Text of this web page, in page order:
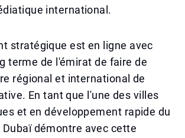
international.
stratégique est en ligne avec
terme de l'émirat de faire de
régional et international de
En tant que l'une des villes
et en développement rapide du
Dubaï démontre avec cette